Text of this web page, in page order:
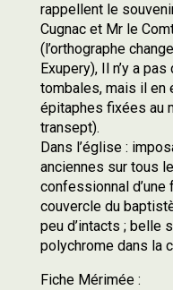
rappellent le
Cugnac et Mr le
(l’orthographe
Exupery), Il n’y a
tombales, mais il en
épitaphes fixées au
transept).
Dans l’église :
anciennes sur tous
confessionnal d’une
couvercle du
peu d’intacts ; belle
polychrome dans la
Fiche Mérimée :